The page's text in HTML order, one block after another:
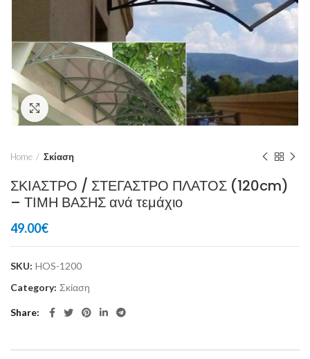
Click to enlarge
Home Σκίαση
ΣΚΙΑΣΤΡΟ / ΣΤΕΓΑΣΤΡΟ ΠΛΑΤΟΣ (120cm)
– ΤΙΜΗ ΒΑΣΗΣ ανά τεμάχιο
49.00€
SKU: HOS-1200
Category: Σκίαση
Share